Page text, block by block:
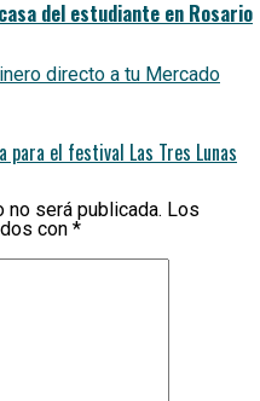
del estudiante en Rosario
para el festival Las Tres Lunas
será publicada. Los
con *